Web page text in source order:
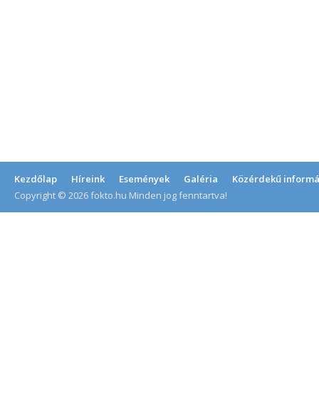
Kezdőlap Híreink Események Galéria
Közérdekű
Copyright © 2026 fokto.hu Minden jog fenntartva!